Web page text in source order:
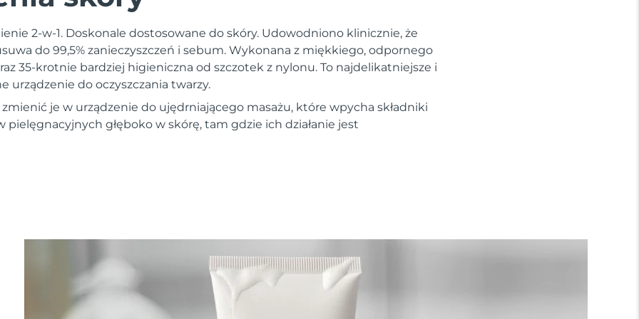
2-w-1. Doskonale dostosowane do skóry. Udowodniono klinicznie, że
do 99,5% zanieczyszczeń i sebum. Wykonana z miękkiego, odpornego
35-krotnie bardziej higieniczna od szczotek z nylonu. To najdelikatniejsze i
urządzenie do oczyszczania twarzy.
zmienić je w urządzenie do ujędrniającego masażu, które wpycha składniki
głęboko w skórę, tam gdzie ich działanie jest